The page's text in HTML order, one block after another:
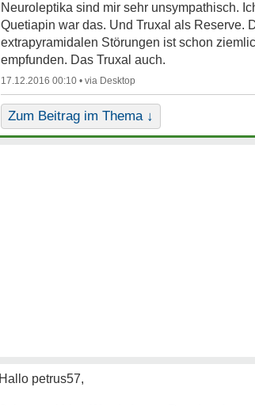
Neuroleptika sind mir sehr unsympathisch.
Quetiapin war das. Und Truxal als Reserve.
extrapyramidalen Störungen ist schon
empfunden. Das Truxal auch.
17.12.2016 00:10 •
Zum Beitrag im Thema ↓